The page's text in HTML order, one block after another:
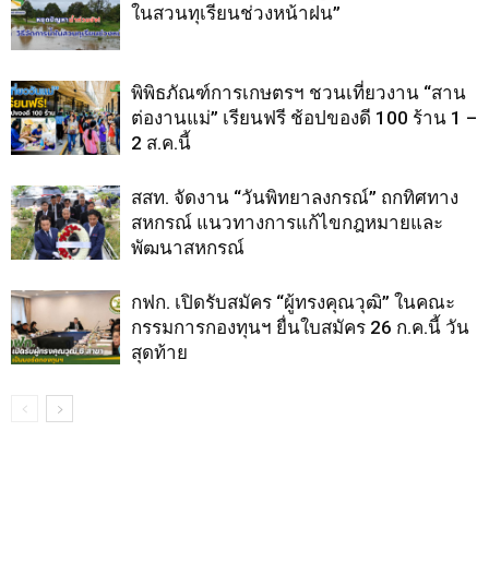
ในสวนทุเรียนช่วงหน้าฝน”
พิพิธภัณฑ์การเกษตรฯ ชวนเที่ยวงาน “สาน
ต่องานแม่” เรียนฟรี ช้อปของดี 100 ร้าน 1 –
2 ส.ค.นี้
สสท. จัดงาน “วันพิทยาลงกรณ์” ถกทิศทาง
สหกรณ์ แนวทางการแก้ไขกฎหมายและ
พัฒนาสหกรณ์
กฟก. เปิดรับสมัคร “ผู้ทรงคุณวุฒิ” ในคณะ
กรรมการกองทุนฯ ยื่นใบสมัคร 26 ก.ค.นี้ วัน
สุดท้าย